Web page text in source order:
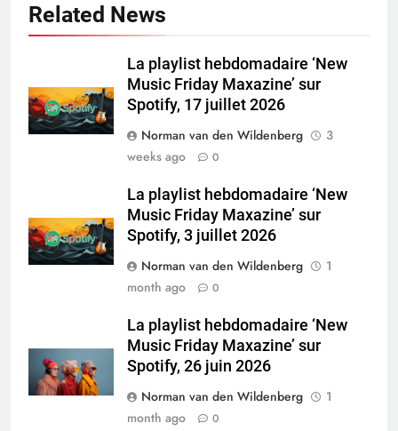
Related News
La playlist hebdomadaire ‘New
Music Friday Maxazine’ sur
Spotify, 17 juillet 2026
Norman van den Wildenberg
3
weeks ago
0
La playlist hebdomadaire ‘New
Music Friday Maxazine’ sur
Spotify, 3 juillet 2026
Norman van den Wildenberg
1
month ago
0
La playlist hebdomadaire ‘New
Music Friday Maxazine’ sur
Spotify, 26 juin 2026
Norman van den Wildenberg
1
month ago
0